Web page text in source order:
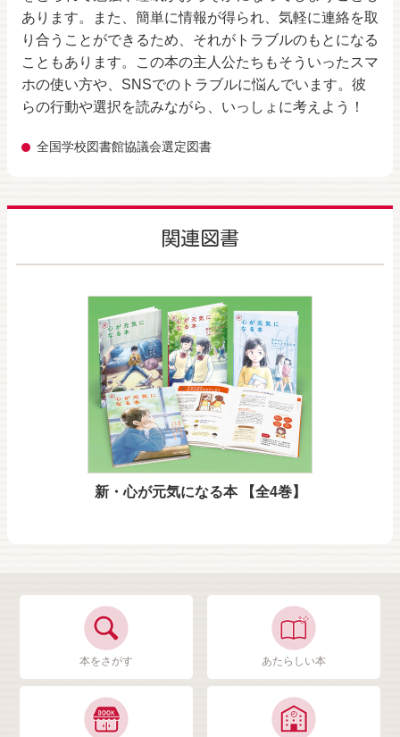
あります。また、簡単に情報が得られ、気軽に連絡を取
り合うことができるため、それがトラブルのもとになる
こともあります。この本の主人公たちもそういったスマ
ホの使い方や、SNSでのトラブルに悩んでいます。彼
らの行動や選択を読みながら、いっしょに考えよう！
全国学校図書館協議会選定図書
関連図書
新・心が元気になる本 【全4巻】
本をさがす あたらしい本